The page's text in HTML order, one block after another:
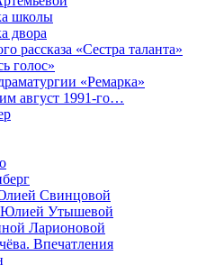
школы
двора
рассказа «Сестра таланта»
голос»
«Ремарка»
август 1991-го…
Свинцовой
Юлией Утышевой
Ларионовой
Впечатления